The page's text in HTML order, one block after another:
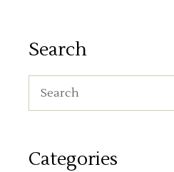
Search
Search
for:
Categories